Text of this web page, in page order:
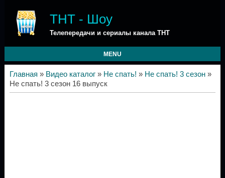
ТНТ - Шоу
Телепередачи и сериалы канала ТНТ
MENU
Главная » Видео каталог» Не спать! » Не спать! 3 сезон»
Не спать! 3 сезон 16 выпуск